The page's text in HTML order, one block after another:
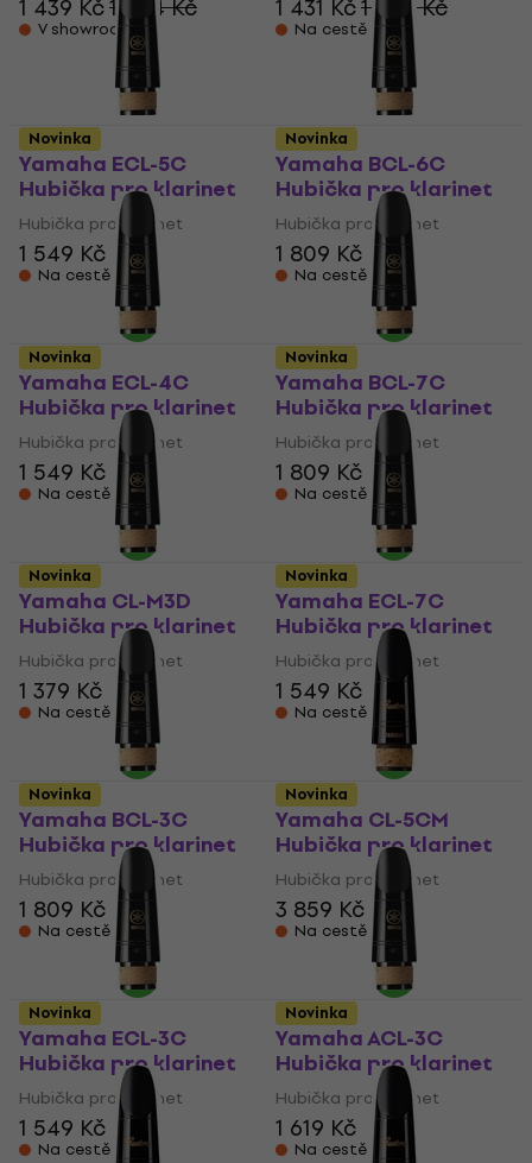
1 439 Kč1 454 Kč
V showroomu
1 431 Kč1 447 Kč
Na cestě
Yamaha ECL-5C
Hubička pro klarinet
Hubička pro klarinet
1 549 Kč
Na cestě
Yamaha BCL-6C
Hubička pro klarinet
Hubička pro klarinet
1 809 Kč
Na cestě
Novinka
Yamaha ECL-4C
Hubička pro klarinet
Hubička pro klarinet
1 549 Kč
Na cestě
Novinka
Yamaha BCL-7C
Hubička pro klarinet
Hubička pro klarinet
1 809 Kč
Na cestě
Novinka
Yamaha CL-M3D
Hubička pro klarinet
Hubička pro klarinet
1 379 Kč
Na cestě
Novinka
Yamaha ECL-7C
Hubička pro klarinet
Hubička pro klarinet
1 549 Kč
Na cestě
Novinka
Yamaha BCL-3C
Hubička pro klarinet
Hubička pro klarinet
1 809 Kč
Na cestě
Novinka
Yamaha CL-5CM
Hubička pro klarinet
Hubička pro klarinet
3 859 Kč
Na cestě
Novinka
Yamaha ECL-3C
Hubička pro klarinet
Hubička pro klarinet
1 549 Kč
Na cestě
Novinka
Yamaha ACL-3C
Hubička pro klarinet
Hubička pro klarinet
1 619 Kč
Na cestě
Novinka Novinka